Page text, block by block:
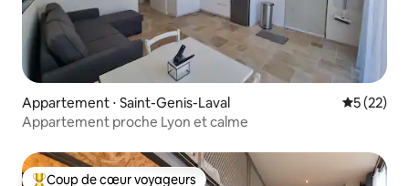
Appartement ⋅ Saint-Genis-Laval
5 (22)
Appartement proche Lyon et calme
Coup de cœur voyageurs